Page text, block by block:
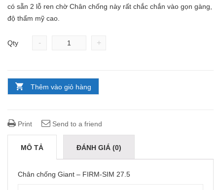
có sẵn 2 lỗ ren chờ Chân chống này rất chắc chắn vào gọn gàng,
độ thẩm mỹ cao.
Qty - +
Thêm vào giỏ hàng
Print Send to a friend
MÔ TẢ ĐÁNH GIÁ (0)
Chân chống Giant – FIRM-SIM 27.5